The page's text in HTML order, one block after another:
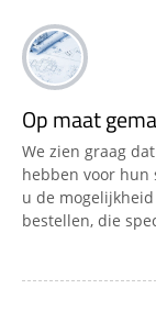
Op maat
We zien graag
hebben voor hun
u de
bestellen, die